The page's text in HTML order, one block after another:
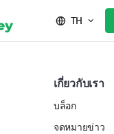
TH
เกี่ยวกับเรา
บล็อก
จดหมายข่าว